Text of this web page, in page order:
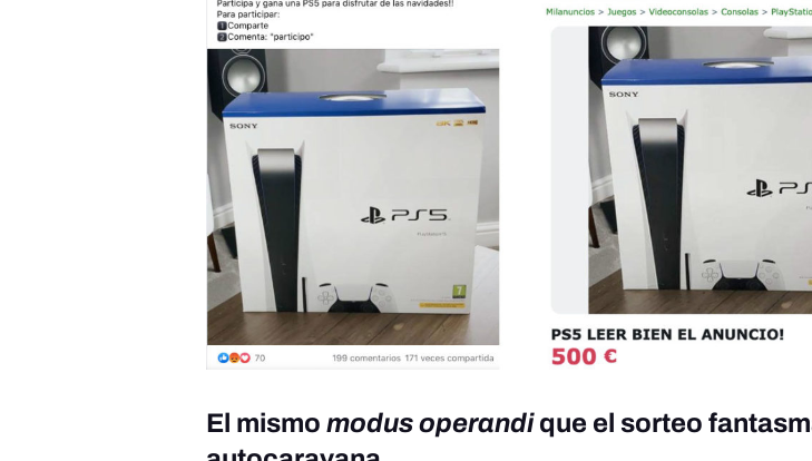
El mismomodus operandique el sorteo